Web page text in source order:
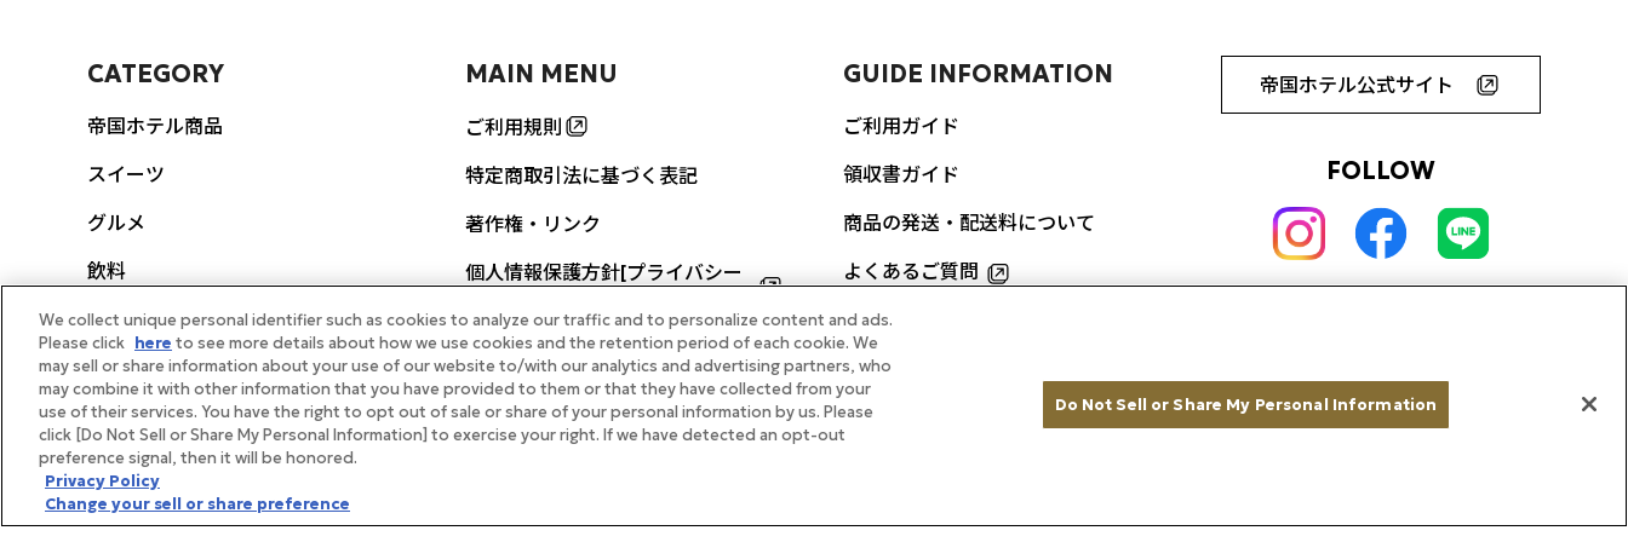
CATEGORY
帝国ホテル商品
スイーツ
グルメ
飲料
生活雑貨
スヌーピー
ギフト券
体験・イベント
ギフト向け商品
MAIN MENU
ご利用規則
特定商取引法に基づく表記
著作権・リンク
個人情報保護方針[プライバシー
FEATURES
帝国ホテルのカレーをご自宅で
GUIDE INFORMATION
ご利用ガイド
領収書ガイド
商品の発送・配送料について
よくあるご質問
お問い合わせ
帝国ホテル公式サイト
FOLLOW
We collect unique personal identifier such as cookies to analyze our traffic and to personalize content and ads.
Please click here to see more details about how we use cookies and the retention period of each cookie. We
may sell or share information about your use of our website to/with our analytics and advertising partners, who
may combine it with other information that you have provided to them or that they have collected from your
use of their services. You have the right to opt out of sale or share of your personal information by us. Please
click [Do Not Sell or Share My Personal Information] to exercise your right. If we have detected an opt-out
preference signal, then it will be honored.
Privacy Policy
Change your sell or share preference
Do Not Sell or Share My Personal Information